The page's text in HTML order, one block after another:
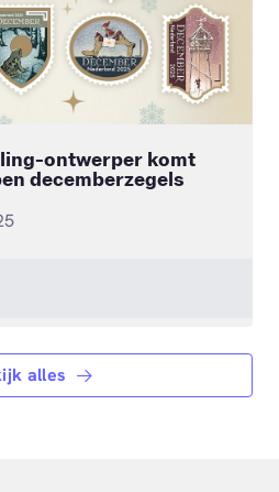
ontwerper komt
decemberzegels
alles